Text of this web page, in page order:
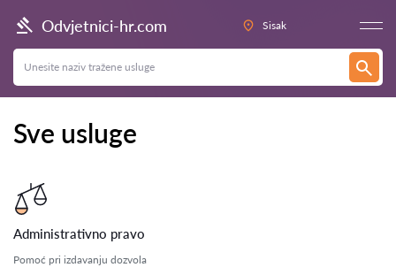
Odvjetnici-hr.com Sisak
Sve usluge
Administrativno pravo
Pomoć pri izdavanju dozvola